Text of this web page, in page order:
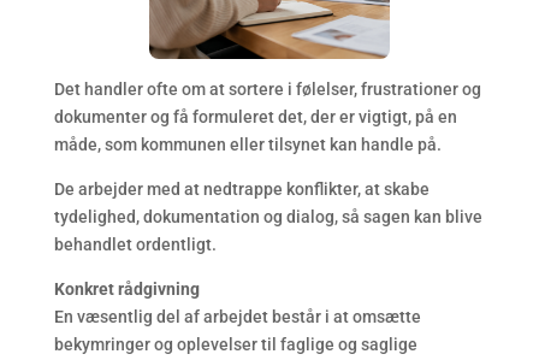
Det handler ofte om at sortere i følelser, frustrationer og
dokumenter og få formuleret det, der er vigtigt, på en
måde, som kommunen eller tilsynet kan handle på.
De arbejder med at nedtrappe konflikter, at skabe
tydelighed, dokumentation og dialog, så sagen kan blive
behandlet ordentligt.
Konkret rådgivning
En væsentlig del af arbejdet består i at omsætte
bekymringer og oplevelser til faglige og saglige